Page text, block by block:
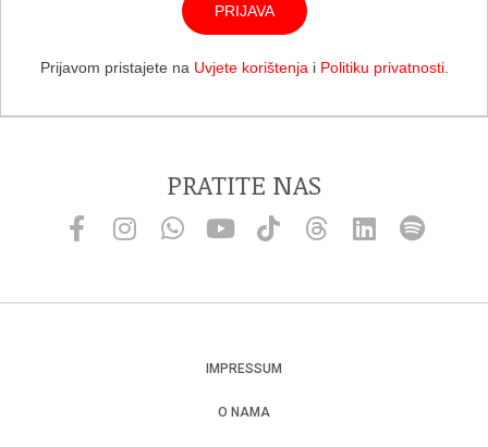
PRIJAVA
Prijavom pristajete na Uvjete korištenja i Politiku privatnosti.
PRATITE NAS
IMPRESSUM
O NAMA